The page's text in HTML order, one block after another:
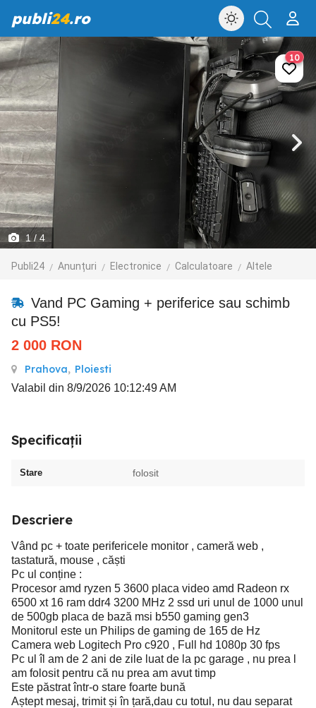
publi24.ro
1/ 4
Publi24 Anunțuri Electronice Calculatoare Altele
10
Vand PC Gaming + periferice sau schimb
cu PS5!
2 000 RON
Prahova, Ploiesti
Valabil din 8/9/2026 10:12:49 AM
Specificații
Stare folosit
Descriere
Vând pc + toate perifericele monitor , cameră web ,
tastatură, mouse , căști
Pc ul conține :
Procesor amd ryzen 5 3600 placa video amd Radeon rx
6500 xt 16 ram ddr4 3200 MHz 2 ssd uri unul de 1000 unul
de 500gb placa de bază msi b550 gaming gen3
Monitorul este un Philips de gaming de 165 de Hz
Camera web Logitech Pro c920 , Full hd 1080p 30 fps
Pc ul îl am de 2 ani de zile luat de la pc garage , nu prea l
am folosit pentru că nu prea am avut timp
Este păstrat într-o stare foarte bună
Aștept mesaj, trimit și în țară,dau cu totul, nu dau separat